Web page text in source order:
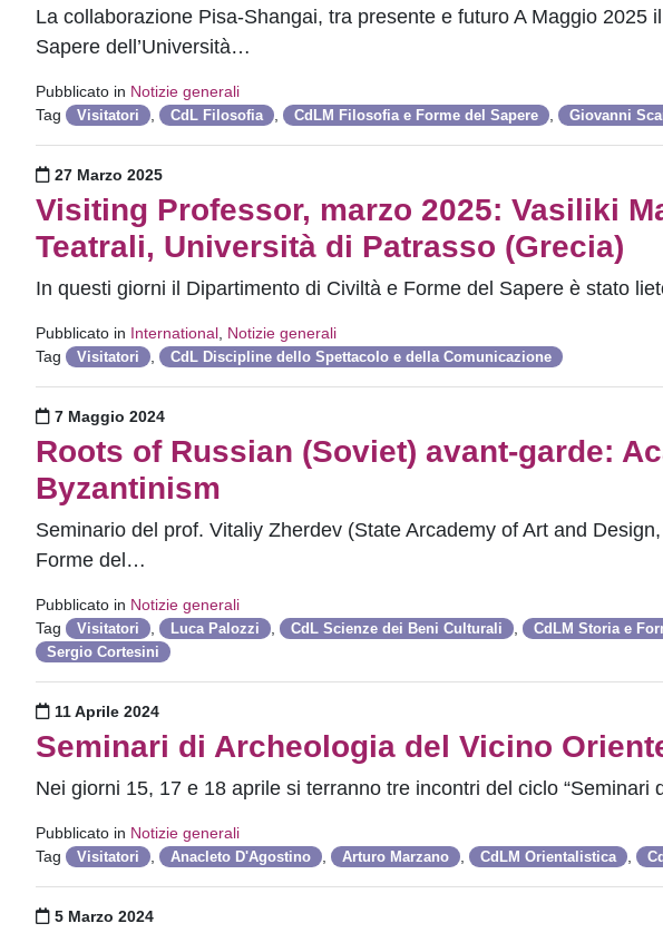
La collaborazione Pisa-Shangai, tra presente e futuro A Maggio 2025
Sapere dell’Università…
Pubblicato in Notizie generali
Tag
Visitatori , CdL Filosofia , CdLM Filosofia e Forme del Sapere , Giovanni
Pubblicato il
27 Marzo 2025
Visiting Professor, marzo 2025: Vasiliki
Teatrali, Università di Patrasso (Grecia)
In questi giorni il Dipartimento di Civiltà e Forme del Sapere è stato
Pubblicato in International, Notizie generali
Tag
Visitatori , CdL Discipline dello Spettacolo e della Comunicazione
Pubblicato il
7 Maggio 2024
Roots of Russian (Soviet) avant-garde:
Byzantinism
Seminario del prof. Vitaliy Zherdev (State Arcademy of Art and
Forme del…
Pubblicato in Notizie generali
Tag
Visitatori , Luca Palozzi , CdL Scienze dei Beni Culturali , CdLM Storia e
Sergio Cortesini
Pubblicato il
11 Aprile 2024
Seminari di Archeologia del Vicino
Nei giorni 15, 17 e 18 aprile si terranno tre incontri del ciclo
Pubblicato in Notizie generali
Tag
Visitatori , Anacleto D'Agostino , Arturo Marzano , CdLM Orientalistica ,
Pubblicato il
5 Marzo 2024